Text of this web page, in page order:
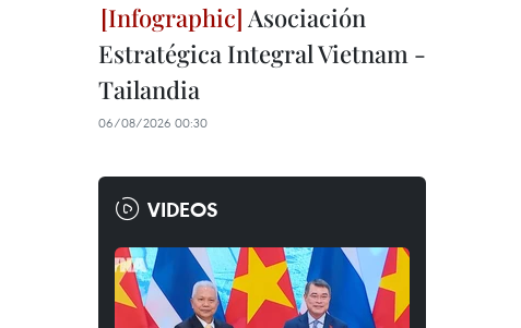
Asociación
Estratégica Integral Vietnam -
Tailandia
06/08/2026 00:30
VIDEOS